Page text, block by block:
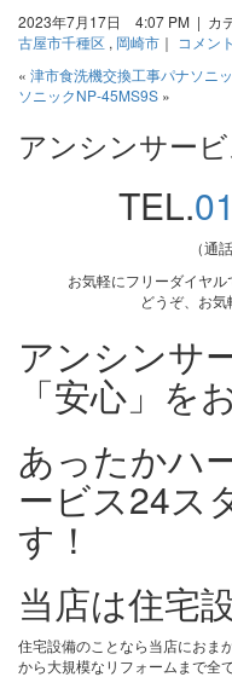
2023年7月17日 4:07 PM | カテ
古屋市千種区 , 岡崎市 ｜ コメン
« 津市食洗機交換工事パナソニ
ソニックNP-45MS9S »
アンシンサー
TEL.
（通
お気軽にフリーダイヤル
どうぞ、お気
アンシンサ
「安心」を
あったかハ
ービス24ス
す！
当店は住宅
住宅設備のことなら当店におま
から大規模なリフォームまで全